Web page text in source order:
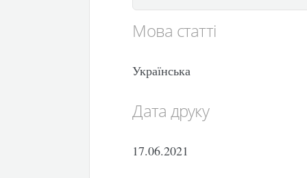
Мова статті
Українська
Дата друку
17.06.2021